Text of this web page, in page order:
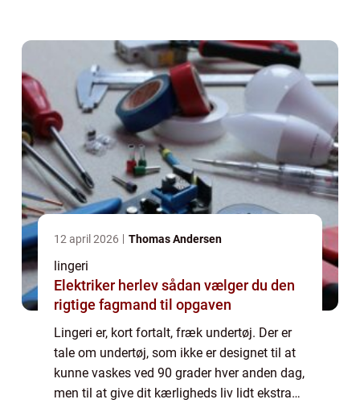
12 april 2026 Thomas Andersen
lingeri
Elektriker herlev sådan vælger du den
rigtige fagmand til opgaven
Lingeri er, kort fortalt, fræk undertøj. Der er
tale om undertøj, som ikke er designet til at
kunne vaskes ved 90 grader hver anden dag,
men til at give dit kærligheds liv lidt ekstra